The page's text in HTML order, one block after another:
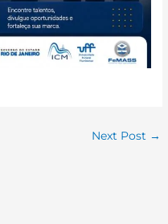
Next Post →